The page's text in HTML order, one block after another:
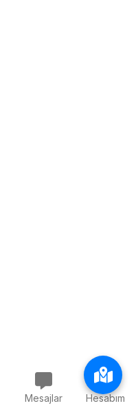
Mesajlar Hesabım